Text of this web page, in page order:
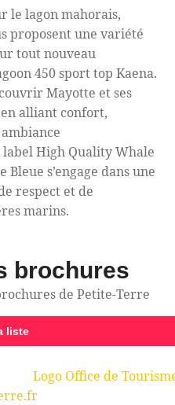
le lagon mahorais,
proposent une variété
tout nouveau
450 sport top Kaena.
Mayotte et ses
alliant confort,
High Quality Whale
s’engage dans une
respect et de
marins.
brochures
de Petite-Terre
liste